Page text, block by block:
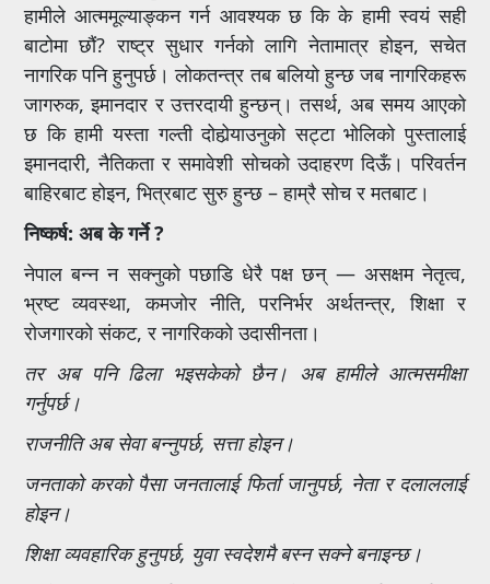
हामीले आत्ममूल्याङ्कन गर्न आवश्यक छ कि के हामी स्वयं सही
बाटोमा छौं? राष्ट्र सुधार गर्नको लागि नेतामात्र होइन, सचेत
नागरिक पनि हुनुपर्छ। लोकतन्त्र तब बलियो हुन्छ जब नागरिकहरू
जागरुक, इमानदार र उत्तरदायी हुन्छन्। तसर्थ, अब समय आएको
छ कि हामी यस्ता गल्ती दोहोर्‍याउनुको सट्टा भोलिको पुस्तालाई
इमानदारी, नैतिकता र समावेशी सोचको उदाहरण दिऊँ। परिवर्तन
बाहिरबाट होइन, भित्रबाट सुरु हुन्छ – हाम्रै सोच र मतबाट।
निष्कर्ष: अब के गर्ने ?
नेपाल बन्न न सक्नुको पछाडि धेरै पक्ष छन् — असक्षम नेतृत्व,
भ्रष्ट व्यवस्था, कमजोर नीति, परनिर्भर अर्थतन्त्र, शिक्षा र
रोजगारको संकट, र नागरिकको उदासीनता।
तर अब पनि ढिला भइसकेको छैन। अब हामीले आत्मसमीक्षा
गर्नुपर्छ।
राजनीति अब सेवा बन्नुपर्छ, सत्ता होइन।
जनताको करको पैसा जनतालाई फिर्ता जानुपर्छ, नेता र दलाललाई
होइन।
शिक्षा व्यवहारिक हुनुपर्छ, युवा स्वदेशमै बस्न सक्ने बनाइन्छ।